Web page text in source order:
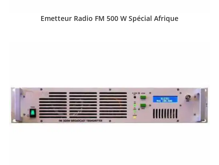
Emetteur Radio FM 500 W Spécial Afrique